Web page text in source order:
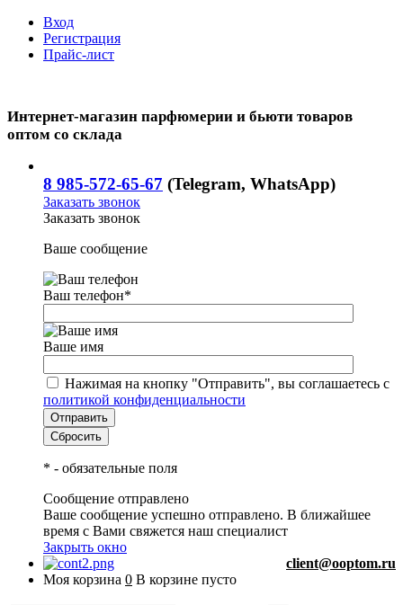
Вход
Регистрация
Прайс-лист
Интернет-магазин парфюмерии и бьюти товаров
оптом со склада
8 985-572-65-67 (Telegram, WhatsApp)
Заказать звонок
Заказать звонок
Ваше сообщение
Ваш телефон*
Ваше имя
Нажимая на кнопку "Отправить", вы соглашаетесь с
политикой конфиденциальности
* - обязательные поля
Сообщение отправлено
Ваше сообщение успешно отправлено. В ближайшее
время с Вами свяжется наш специалист
Закрыть окно
client@ooptom.ru
Моя корзина 0 В корзине пусто